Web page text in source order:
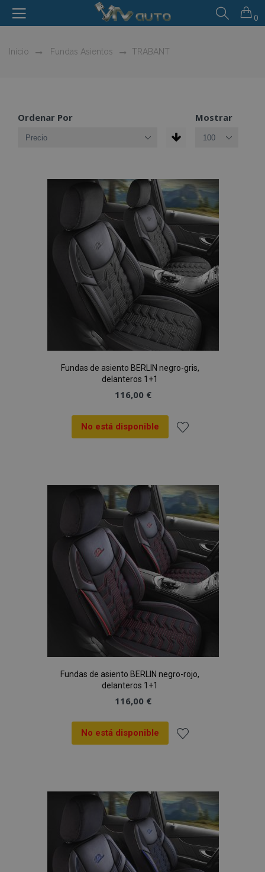
0
Inicio Fundas Asientos TRABANT
Ordenar Por Mostrar
Fundas de asiento BERLIN negro-gris,
delanteros 1+1
116,00 €
No está disponible
Lista
de
Deseos
Fundas de asiento BERLIN negro-rojo,
delanteros 1+1
116,00 €
No está disponible
Lista
de
Deseos